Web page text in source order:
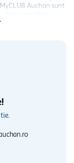
Auchan sunt
perioada promotiei.
Conditii. Auchan
in perioada in
sunt efectuate